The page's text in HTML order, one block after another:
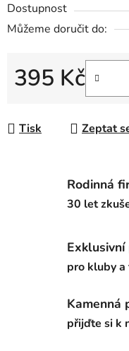
Dostupnost
Můžeme doručit do:
395 Kč
Tisk Zeptat
Rodinná
30 let
pro kluby a
Kamenná
přijďte si k